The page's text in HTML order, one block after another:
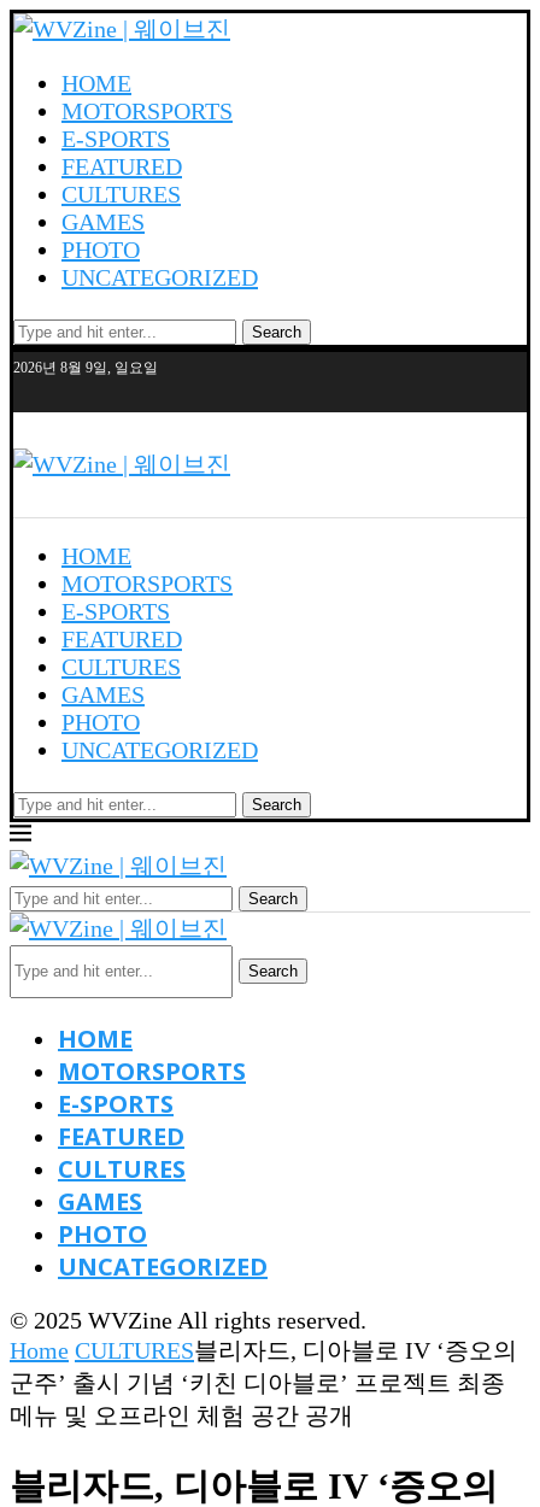
HOME
MOTORSPORTS
E-SPORTS
FEATURED
CULTURES
GAMES
PHOTO
UNCATEGORIZED
Search
2026년 8월 9일, 일요일
HOME
MOTORSPORTS
E-SPORTS
FEATURED
CULTURES
GAMES
PHOTO
UNCATEGORIZED
Search
Search
Search
HOME
MOTORSPORTS
E-SPORTS
FEATURED
CULTURES
GAMES
PHOTO
UNCATEGORIZED
© 2025 WVZine All rights reserved.
Home CULTURES블리자드, 디아블로 IV ‘증오의
군주’ 출시 기념 ‘키친 디아블로’ 프로젝트 최종
메뉴 및 오프라인 체험 공간 공개
블리자드, 디아블로 IV ‘증오의